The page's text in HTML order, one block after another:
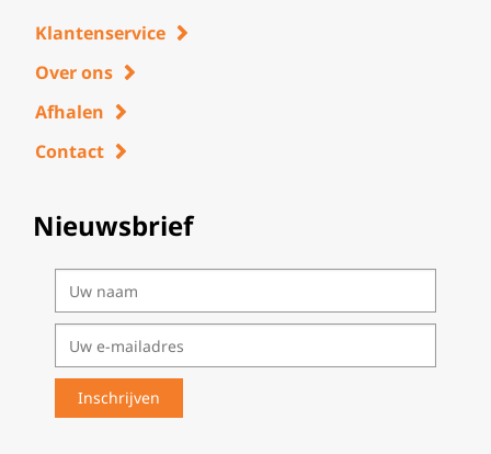
Klantenservice
Over ons
Afhalen
Contact
Nieuwsbrief